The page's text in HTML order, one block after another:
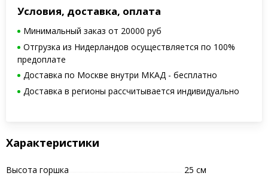
Условия, доставка, оплата
Минимальный заказ от 20000 руб
Отгрузка из Нидерландов осуществляется по 100%
предоплате
Доставка по Москве внутри МКАД - бесплатно
Доставка в регионы рассчитывается индивидуально
Характеристики
Высота горшка
25 см